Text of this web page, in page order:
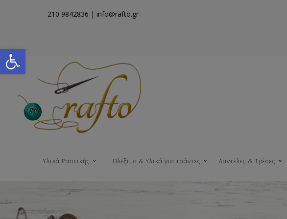
Open toolbar
210 9842836 | info@rafto.gr
Υλικά Ραπτικής Πλέξιμο & Υλικά για τσάντες Δαντέλες & Τρέσες